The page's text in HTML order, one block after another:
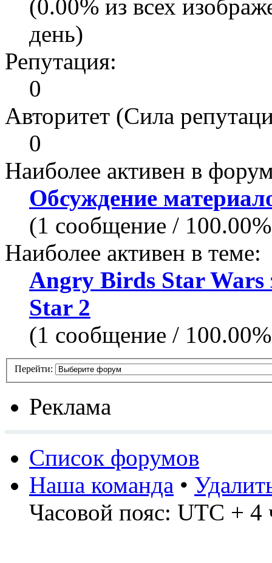
(0.00% из всех
день)
Репутация:
0
Авторитет (Сила
0
Наиболее активен в
Обсуждение
(1 сообщение /
Наиболее активен в теме:
Angry Birds Star Wars
Star 2
(1 сообщение /
Перейти:
Реклама
Список форумов
Наша команда •
Часовой пояс: UTC + 4